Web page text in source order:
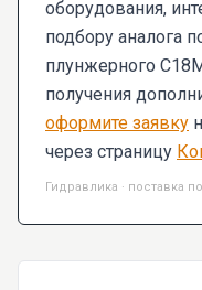
оборудования,
подбору аналога
плунжерного
получения
оформите заявку
через страницу
Гидравлика · поставка